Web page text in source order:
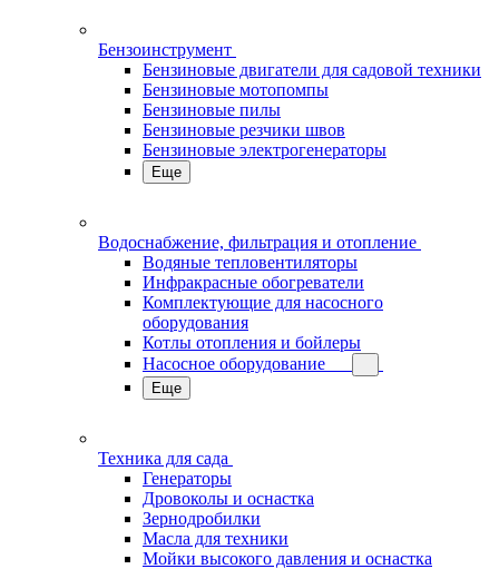
Бензоинструмент
Бензиновые двигатели для садовой техники
Бензиновые мотопомпы
Бензиновые пилы
Бензиновые резчики швов
Бензиновые электрогенераторы
Еще
Водоснабжение, фильтрация и отопление
Водяные тепловентиляторы
Инфракрасные обогреватели
Комплектующие для насосного
оборудования
Котлы отопления и бойлеры
Насосное оборудование
Еще
Техника для сада
Генераторы
Дровоколы и оснастка
Зернодробилки
Масла для техники
Мойки высокого давления и оснастка